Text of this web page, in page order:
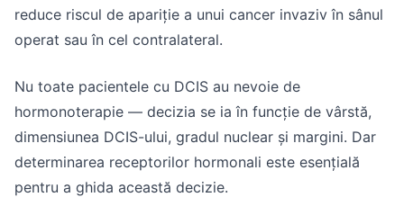
reduce riscul de apariție a unui cancer invaziv în sânul
operat sau în cel contralateral.
Nu toate pacientele cu DCIS au nevoie de
hormonoterapie — decizia se ia în funcție de vârstă,
dimensiunea DCIS-ului, gradul nuclear și margini. Dar
determinarea receptorilor hormonali este esențială
pentru a ghida această decizie.